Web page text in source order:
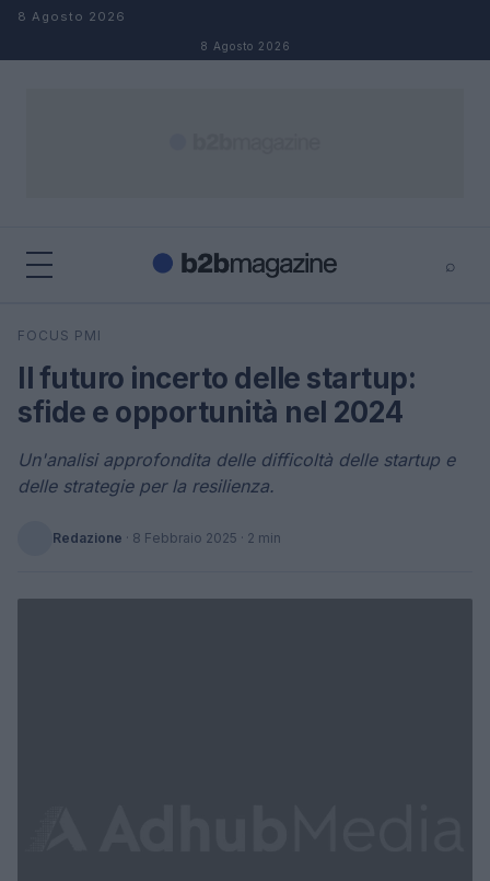
Salta al contenuto
8 Agosto 2026
8 Agosto 2026
⌕
Cerca
FOCUS PMI
Il futuro incerto delle startup:
sfide e opportunità nel 2024
Un'analisi approfondita delle difficoltà delle startup e
delle strategie per la resilienza.
Redazione · 8 Febbraio 2025 · 2 min